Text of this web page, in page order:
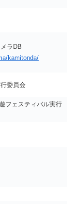
ラDB
kamitonda/
委員会
フェスティバル実行